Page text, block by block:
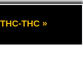
na temat uprawy
THC »